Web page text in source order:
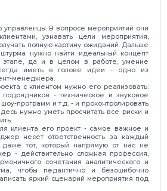
В вопросе мероприятий они
узнавать цели мероприятия,
полную картину ожиданий. Дальше
нужно найти идеальный концепт
этапе, да и в целом в работе, умение
иметь в голове идеи - одно из
менеджера.
с клиентом нужно его реализовать:
- техническое и звуковое
программ и т.д. - и проконтролировать
нужно уметь просчитать все риски и
клиента его проект - самое важное и
несет ответственность за каждый
даже тот, который напрямую от нас не
- действительно сложная профессия,
сочетания аналитического и
чтобы педантично и безошибочно
яркий сценарий мероприятия под